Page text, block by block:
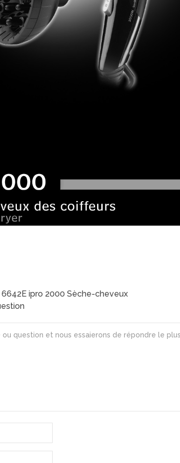
ipro 2000 Sèche-cheveux